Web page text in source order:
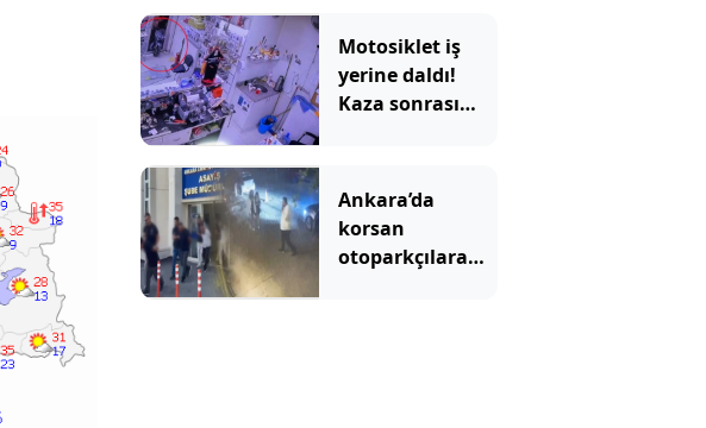
ediyor
Motosiklet iş
yerine daldı!
Kaza sonrası
Ankara’da
korsan
otoparkçılara